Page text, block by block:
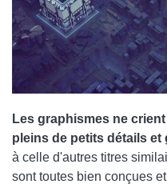
Les graphismes ne
pleins de petits détails
à celle d'autres titres
sont toutes bien conçues